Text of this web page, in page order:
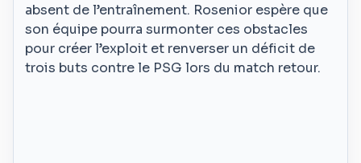
absent de l’entraînement. Rosenior espère que
son équipe pourra surmonter ces obstacles
pour créer l’exploit et renverser un déficit de
trois buts contre le PSG lors du match retour.